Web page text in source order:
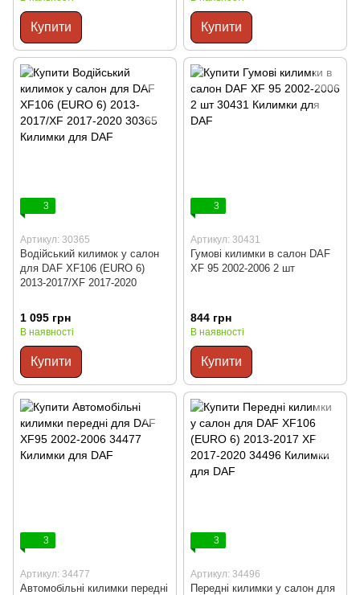
Купити Купити
3
Артикул: 30365
Водійський килимок у салон
для DAF XF106 (EURO 6)
2013-2017/XF 2017-2020
1 095 грн
В наявності
Купити
3
Артикул: 30431
Гумові килимки в салон DAF
XF 95 2002-2006 2 шт
844 грн
В наявності
Купити
3
Артикул: 34477
Автомобільні килимки передні
3
Артикул: 34496
Передні килимки у салон для